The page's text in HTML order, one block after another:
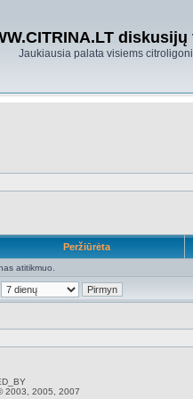
Jaukiausia palata visiems
Peržiūrėta
atitikmuo.
2003, 2005, 2007